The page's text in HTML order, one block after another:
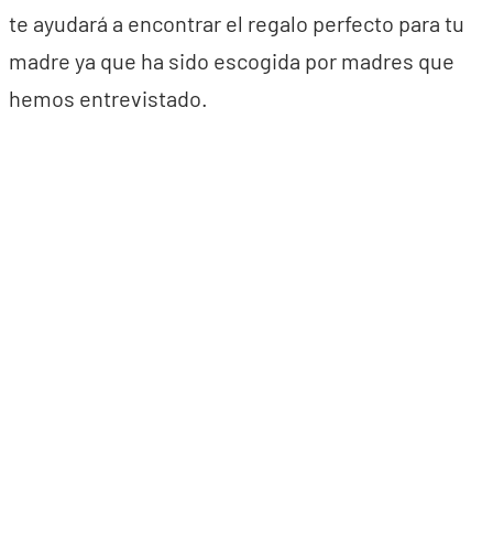
te ayudará a encontrar el regalo perfecto para tu
madre ya que ha sido escogida por madres que
hemos entrevistado.